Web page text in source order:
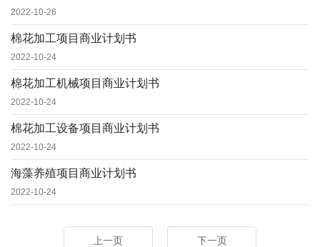
2022-10-26
棉花加工项目商业计划书
2022-10-24
棉花加工机械项目商业计划书
2022-10-24
棉花加工设备项目商业计划书
2022-10-24
海藻养殖项目商业计划书
2022-10-24
上一页 下一页